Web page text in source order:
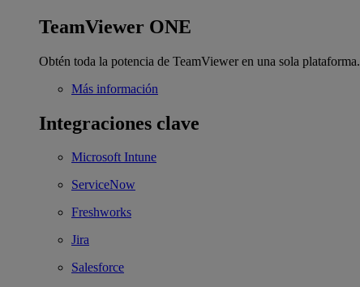
TeamViewer ONE
Obtén toda la potencia de TeamViewer en una sola plataforma.
Más información
Integraciones clave
Microsoft Intune
ServiceNow
Freshworks
Jira
Salesforce